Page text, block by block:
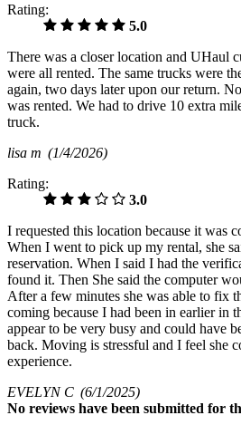
Rating:
5.0
There was a closer location and UHaul
were all rented. The same trucks were
again, two days later upon our return.
was rented. We had to drive 10 extra
truck.
lisa m (1/4/2026)
Rating:
3.0
I requested this location because it was
When I went to pick up my rental, she
reservation. When I said I had the
found it. Then She said the computer
After a few minutes she was able to fix
coming because I had been in earlier in
appear to be very busy and could have
back. Moving is stressful and I feel she
experience.
EVELYN C (6/1/2025)
No reviews have been submitted for